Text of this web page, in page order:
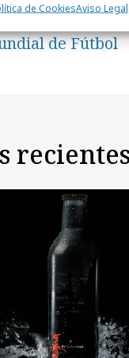
de CookiesAviso Legal
con
de Fútbol
recientes